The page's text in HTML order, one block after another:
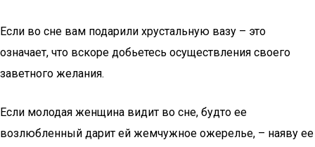
Если во сне вам подарили хрустальную вазу – это
означает, что вскоре добьетесь осуществления своего
заветного желания.
Если молодая женщина видит во сне, будто ее
возлюбленный дарит ей жемчужное ожерелье, – наяву ее